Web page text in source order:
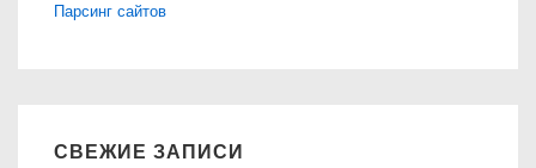
Парсинг сайтов
СВЕЖИЕ ЗАПИСИ